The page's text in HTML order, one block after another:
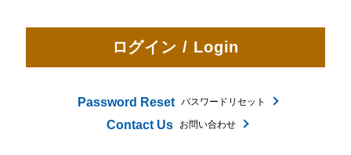
Password Reset パスワードリセット
Contact Us お問い合わせ